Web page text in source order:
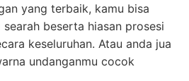
yang terbaik, kamu bisa
beserta hiasan prosesi
keseluruhan. Atau anda jua
undanganmu cocok